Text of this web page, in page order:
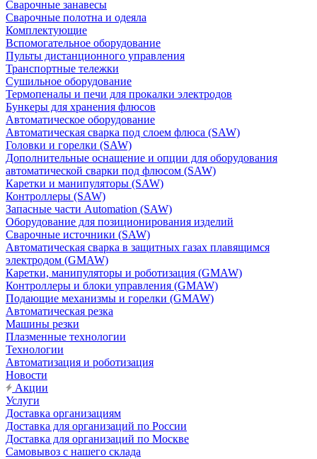
Сварочные занавесы
Сварочные полотна и одеяла
Комплектующие
Вспомогательное оборудование
Пульты дистанционного управления
Транспортные тележки
Сушильное оборудование
Термопеналы и печи для прокалки электродов
Бункеры для хранения флюсов
Автоматическое оборудование
Автоматическая сварка под слоем флюса (SAW)
Головки и горелки (SAW)
Дополнительные оснащение и опции для оборудования
автоматической сварки под флюсом (SAW)
Каретки и манипуляторы (SAW)
Контроллеры (SAW)
Запасные части Automation (SAW)
Оборудование для позиционирования изделий
Сварочные источники (SAW)
Автоматическая сварка в защитных газах плавящимся
электродом (GMAW)
Каретки, манипуляторы и роботизация (GMAW)
Контроллеры и блоки управления (GMAW)
Подающие механизмы и горелки (GMAW)
Автоматическая резка
Машины резки
Плазменные технологии
Технологии
Автоматизация и роботизация
Новости
Акции
Услуги
Доставка организациям
Доставка для организаций по России
Доставка для организаций по Москве
Самовывоз с нашего склада